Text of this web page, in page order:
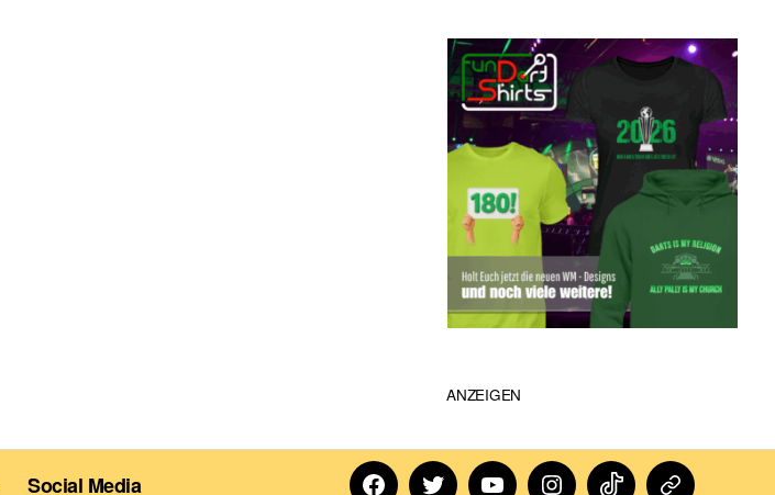
ANZEIGEN
Social Media